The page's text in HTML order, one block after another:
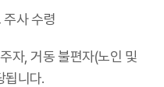
주사 수령
자, 거동 불편자(노인 및
됩니다.